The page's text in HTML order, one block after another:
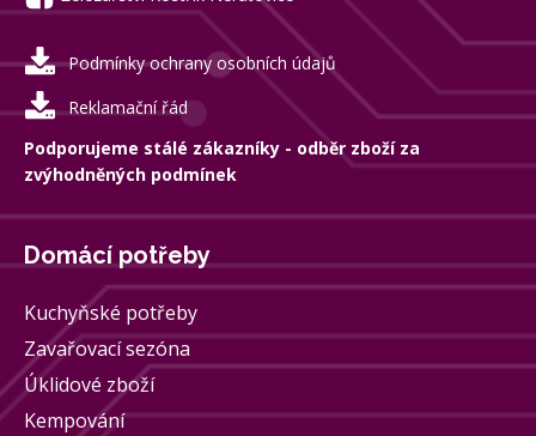
Podmínky ochrany osobních údajů
Reklamační řád
Podporujeme stálé zákazníky - odběr zboží za
zvýhodněných podmínek
Domácí potřeby
Kuchyňské potřeby
Zavařovací sezóna
Úklidové zboží
Kempování